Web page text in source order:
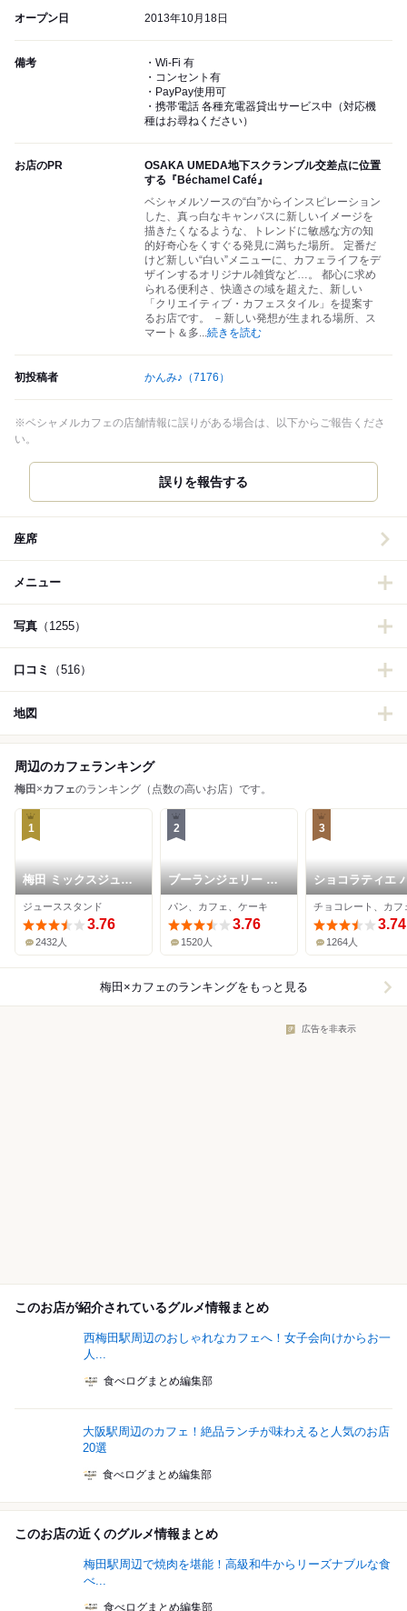
オープン日 2013年10月18日
備考
・Wi-Fi 有
・コンセント有
・PayPay使用可
・携帯電話 各種充電器貸出サービス中（対応機
種はお尋ねください）
お店のPR
OSAKA UMEDA地下スクランブル交差点に位置
する『Béchamel Café』
ベシャメルソースの“白”からインスピレーション
した、真っ白なキャンバスに新しいイメージを
描きたくなるような、トレンドに敏感な方の知
的好奇心をくすぐる発見に満ちた場所。 定番だ
けど新しい“白い”メニューに、カフェライフをデ
ザインするオリジナル雑貨など…。 都心に求め
られる便利さ、快適さの域を超えた、新しい
「クリエイティブ・カフェスタイル」を提案す
るお店です。 －新しい発想が生まれる場所、ス
マート＆多...続きを読む
初投稿者 かんみ♪ （7176）
※ベシャメルカフェの店舗情報に誤りがある場合は、以下からご報告くださ
い。
誤りを報告する
座席
メニュー
写真 （1255）
口コミ （516）
地図
周辺のカフェランキング
梅田 ×カフェのランキング（点数の高いお店）です。
1
梅田 ミックスジュー
ス 本店
ジューススタンド
3.76
2432人
2
ブーランジェリー ブ
ルディガラ 大阪店
パン、カフェ、ケーキ
3.76
1520人
3
ショコラティエ
ド オール 大阪
3.74
1264人
梅田×カフェのランキングをもっと見る
広告を非表示
このお店が紹介されているグルメ情報まとめ
西梅田駅周辺のおしゃれなカフェへ！女子会向けからお一
人...
食べログまとめ編集部
大阪駅周辺のカフェ！絶品ランチが味わえると人気のお店
20選
食べログまとめ編集部
このお店の近くのグルメ情報まとめ
梅田駅周辺で焼肉を堪能！高級和牛からリーズナブルな食
べ...
食べログまとめ編集部